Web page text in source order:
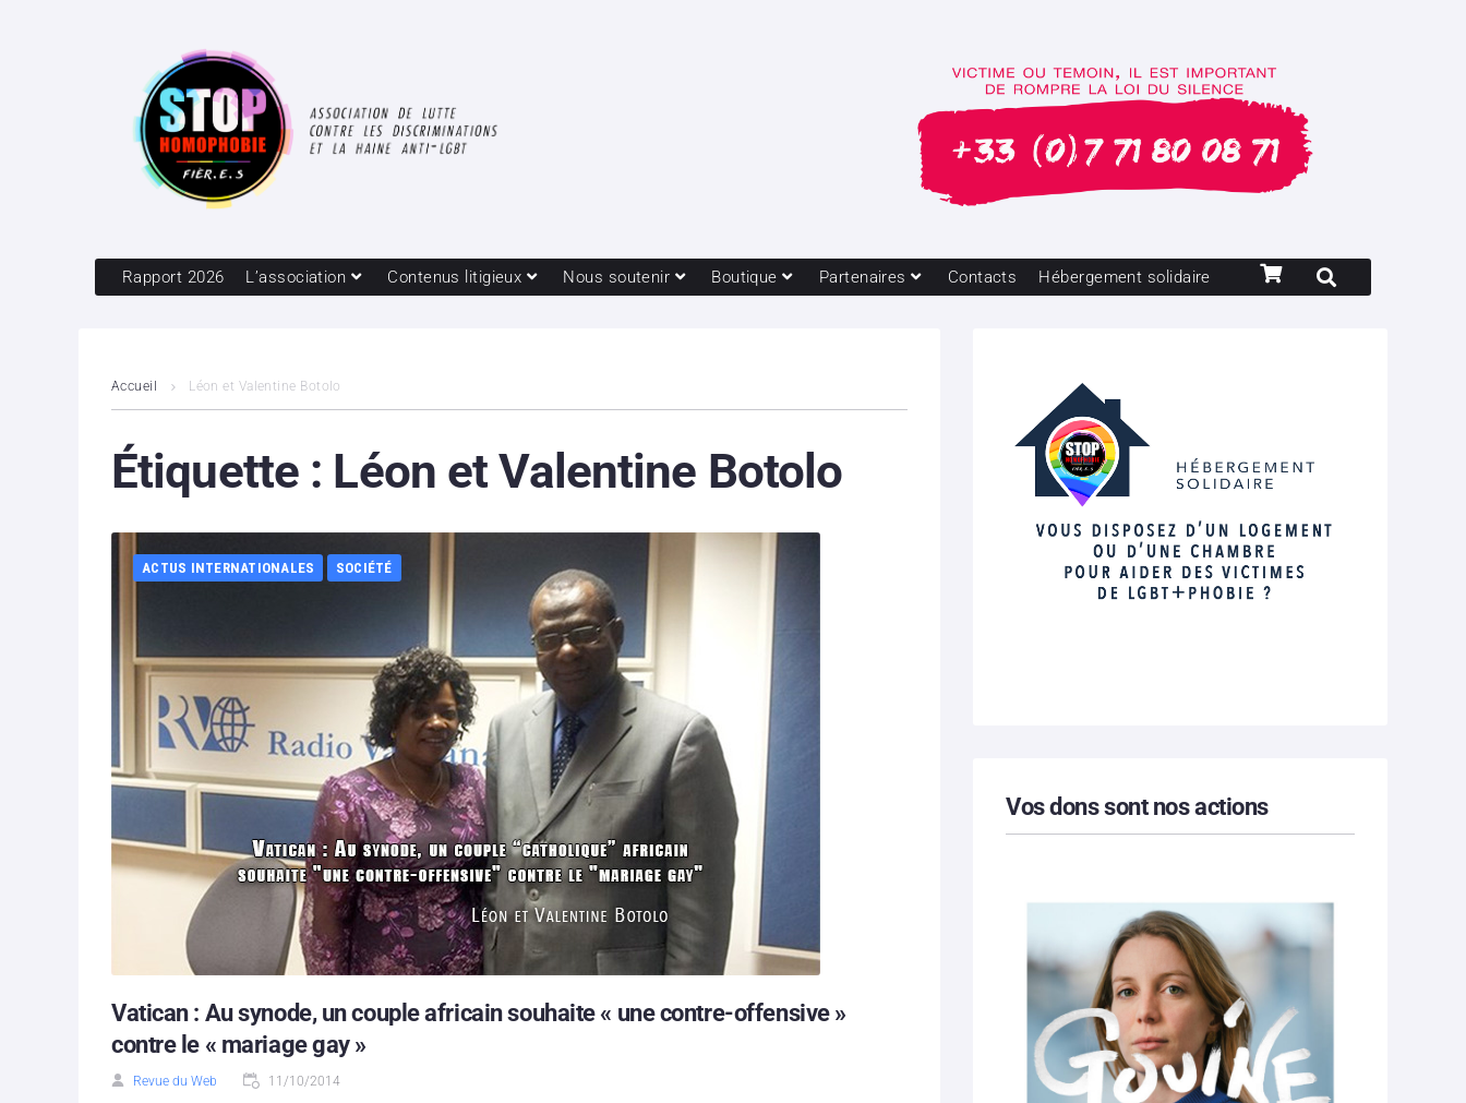
Rapport 2026 L’association Contenus litigieux Nous soutenir Boutique Partenaires Contacts Hébergement solidaire
Accueil Léon et Valentine Botolo
Étiquette : Léon et Valentine Botolo
ACTUS INTERNATIONALES SOCIÉTÉ
Vatican : Au synode, un couple africain souhaite « une contre-offensive »
contre le « mariage gay »
Revue du Web 11/10/2014
Vos dons sont nos actions